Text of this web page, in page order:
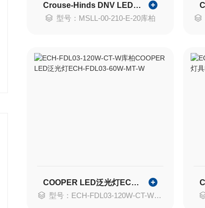
Crouse-Hinds DNV LED灯MSLL-16-220-E-20
型号：MSLL-00-210-E-20库柏
COOPER LED泛光灯ECH-FDL03-60W-MT-W
型号：ECH-FDL03-120W-CT-W库柏